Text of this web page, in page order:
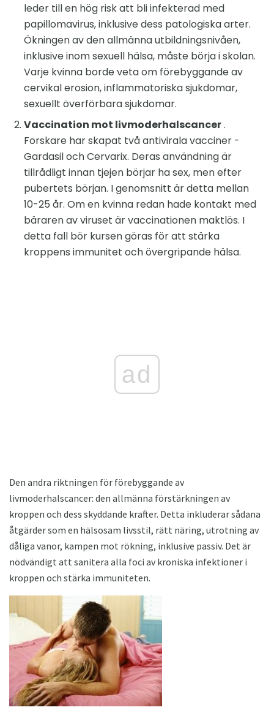
leder till en hög risk att bli infekterad med
papillomavirus, inklusive dess patologiska arter.
Ökningen av den allmänna utbildningsnivåen,
inklusive inom sexuell hälsa, måste börja i skolan.
Varje kvinna borde veta om förebyggande av
cervikal erosion, inflammatoriska sjukdomar,
sexuellt överförbara sjukdomar.
Vaccination mot livmoderhalscancer.
Forskare har skapat två antivirala vacciner -
Gardasil och Cervarix. Deras användning är
tillrådligt innan tjejen börjar ha sex, men efter
pubertets början. I genomsnitt är detta mellan
10-25 år. Om en kvinna redan hade kontakt med
bäraren av viruset är vaccinationen maktlös. I
detta fall bör kursen göras för att stärka
kroppens immunitet och övergripande hälsa.
ad
Den andra riktningen för förebyggande av
livmoderhalscancer: den allmänna förstärkningen av
kroppen och dess skyddande krafter. Detta inkluderar sådana
åtgärder som en hälsosam livsstil, rätt näring, utrotning av
dåliga vanor, kampen mot rökning, inklusive passiv. Det är
nödvändigt att sanitera alla foci av kroniska infektioner i
kroppen och stärka immuniteten.